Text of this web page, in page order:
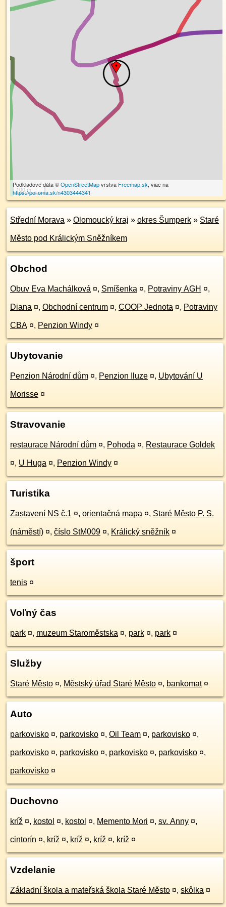
100 m
Podkladové dáta ©OpenStreetMapvrstva Freemap.sk, viac na
https://poi.oma.sk/n4303444341
Střední Morava » Olomoucký kraj » okres Šumperk » Staré
Město pod Králickým Sněžníkem
Obchod
Obuv Eva Machálková ¤, Smíšenka ¤, Potraviny AGH ¤,
Diana ¤, Obchodní centrum ¤, COOP Jednota ¤, Potraviny
CBA ¤, Penzion Windy ¤
Ubytovanie
Penzion Národní dům ¤, Penzion Iluze ¤, Ubytování U
Morisse ¤
Stravovanie
restaurace Národní dům ¤, Pohoda ¤, Restaurace Goldek
¤, U Huga ¤, Penzion Windy ¤
Turistika
Zastavení NS č.1 ¤, orientačná mapa ¤, Staré Město P. S.
(náměstí) ¤, číslo StM009 ¤, Králický sněžník ¤
šport
tenis ¤
Voľný čas
park ¤, muzeum Staroměstska ¤, park ¤, park ¤
Služby
Staré Město ¤, Městský úřad Staré Město ¤, bankomat ¤
Auto
parkovisko ¤, parkovisko ¤, Oil Team ¤, parkovisko ¤,
parkovisko ¤, parkovisko ¤, parkovisko ¤, parkovisko ¤,
parkovisko ¤
Duchovno
kríž ¤, kostol ¤, kostol ¤, Memento Mori ¤, sv. Anny ¤,
cintorín ¤, kríž ¤, kríž ¤, kríž ¤, kríž ¤
Vzdelanie
Základní škola a mateřská škola Staré Město ¤, skôlka ¤